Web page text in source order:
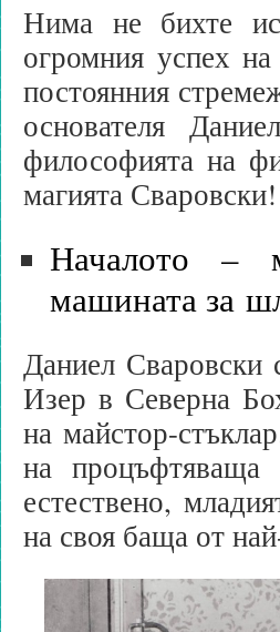
Нима не бихте
огромния успех
постоянния
основателя
философията на
магията Сваровски!
Началото –
машината за
Даниел Сваровски
Изер в Северна
на майстор-
на процъфтяваща
естествено,
на своя баща от